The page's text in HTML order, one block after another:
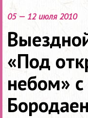
05 — 12 июля 2010
«Под
небом»